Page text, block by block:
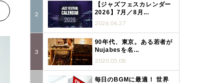
【ジャズフェスカレンダー
2026】7月／8月...
2026.06.27
90年代、東京。ある若者が
Nujabesを名...
2020.05.08
毎日のBGMに最適！ 世界